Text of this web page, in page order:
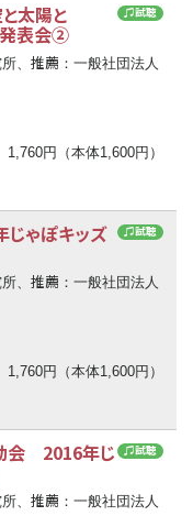
♫試聴
太陽と
発表会②
、 推薦 ：一般社団法人
1,760円（本体1,600円）
♫試聴
ゃぽキッズ
、 推薦 ：一般社団法人
1,760円（本体1,600円）
♫試聴
会 2016年じ
、 推薦 ：一般社団法人